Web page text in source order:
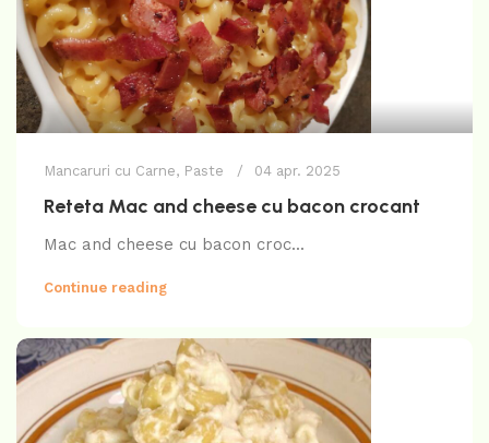
Mancaruri cu Carne, Paste 04 apr. 2025
Reteta Mac and cheese cu bacon crocant
Mac and cheese cu bacon croc...
Continue reading